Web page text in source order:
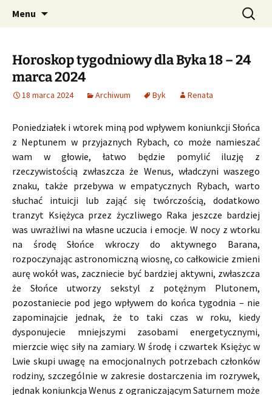
CzaroMarowy horoskop
dzienny, miesięczny i
tygodniowy
Profesjonalne przepowiednie astrologiczne
Menu Szukaj:
Horoskop tygodniowy dla Byka 18 – 24
marca 2024
18 marca 2024 Archiwum Byk Renata
Poniedziałek i wtorek miną pod wpływem koniunkcji Słońca
z Neptunem w przyjaznych Rybach, co może namieszać
wam w głowie, łatwo będzie pomylić iluzję z
rzeczywistością zwłaszcza że Wenus, władczyni waszego
znaku, także przebywa w empatycznych Rybach, warto
słuchać intuicji lub zająć się twórczością, dodatkowo
tranzyt Księżyca przez życzliwego Raka jeszcze bardziej
was uwrażliwi na własne uczucia i emocje. W nocy z wtorku
na środę Słońce wkroczy do aktywnego Barana,
rozpoczynając astronomiczną wiosnę, co całkowicie zmieni
aurę wokół was, zaczniecie być bardziej aktywni, zwłaszcza
że Słońce utworzy sekstyl z potężnym Plutonem,
pozostaniecie pod jego wpływem do końca tygodnia – nie
zapominajcie jednak, że to taki czas w roku, kiedy
dysponujecie mniejszymi zasobami energetycznymi,
mierzcie więc siły na zamiary. W środę i czwartek Księżyc w
Lwie skupi uwagę na emocjonalnych potrzebach członków
rodziny, szczególnie w zakresie dostarczenia im rozrywek,
jednak koniunkcja Wenus z ograniczającym Saturnem może